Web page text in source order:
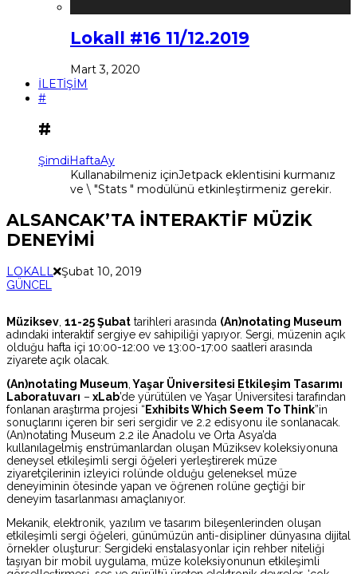
Lokall #16 11/12.2019
Mart 3, 2020
İLETİŞİM
#
#
ŞimdiHaftaAy
Kullanabilmeniz içinJetpack eklentisini kurmanız
ve \ "Stats " modülünü etkinleştirmeniz gerekir.
ALSANCAK’TA İNTERAKTİF MÜZİK
DENEYİMİ
LOKALL Şubat 10, 2019
GÜNCEL
Müziksev 11-25 Şubat tarihleri arasında (An)notating Museum
adındaki interaktif sergiye ev sahipiliği yapıyor. Sergi, müzenin açık
olduğu hafta içi 10:00-12:00 ve 13:00-17:00 saatleri arasında
ziyarete açık olacak.
(An)notating Museum Yaşar Üniversitesi Etkileşim Tasarımı
Laboratuvarı – xLab’de yürütülen ve Yaşar Üniversitesi tarafından
fonlanan araştırma projesi “Exhibits Which Seem To Think”in
sonuçlarını içeren bir seri sergidir ve 2.2 edisyonu ile sonlanacak.
(An)notating Museum 2.2 ile Anadolu ve Orta Asya’da
kullanılagelmiş enstrümanlardan oluşan Müziksev koleksiyonuna
deneysel etkileşimli sergi öğeleri yerleştirerek müze
ziyaretçilerinin izleyici rolünde olduğu geleneksel müze
deneyiminin ötesinde yapan ve öğrenen rolüne geçtiği bir
deneyim tasarlanması amaçlanıyor.
Mekanik, elektronik, yazılım ve tasarım bileşenlerinden oluşan
etkileşimli sergi öğeleri, günümüzün anti-disipliner dünyasına dijital
örnekler oluşturur: Sergideki enstalasyonlar için rehber niteliği
taşıyan bir mobil uygulama, müze koleksiyonunun etkileşimli